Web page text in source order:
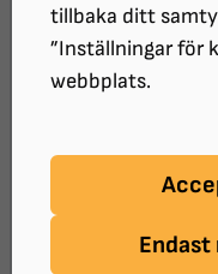
tillbaka ditt
”Inställningar för
webbplats.
Endast
Fullersta/Huddinge
ARRANGÖR:
SISTA
KOSTNAD:
100 kornor